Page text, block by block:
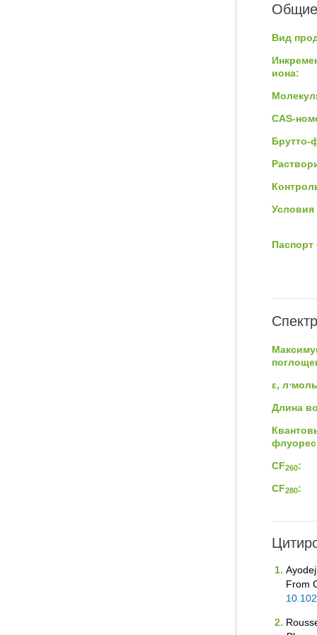
Общие
Вид
иона:
CAS-
Брутто-
Условия
Паспорт
ε, л⋅моль
Длина
CF260:
CF280:
From